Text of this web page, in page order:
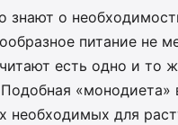
знают о
питание не
есть одно и то
«монодиета»
необходимых для